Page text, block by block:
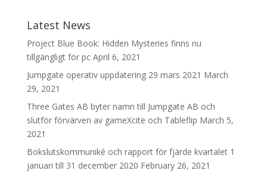
Latest News
Project Blue Book: Hidden Mysteries finns nu
tillgängligt för pc April 6, 2021
Jumpgate operativ uppdatering 29 mars 2021 March
29, 2021
Three Gates AB byter namn till Jumpgate AB och
slutför förvärven av gameXcite och Tableflip March 5,
2021
Bokslutskommuniké och rapport för fjärde kvartalet 1
januari till 31 december 2020 February 26, 2021